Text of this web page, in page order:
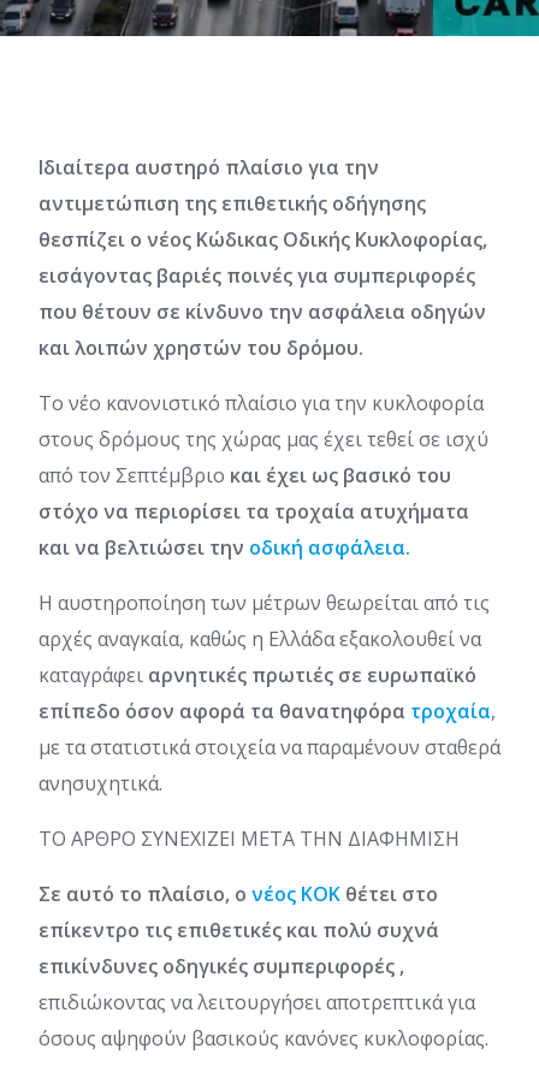
Ιδιαίτερα αυστηρό πλαίσιο για την
αντιμετώπιση της επιθετικής οδήγησης
θεσπίζει ο νέος Κώδικας Οδικής Κυκλοφορίας,
εισάγοντας βαριές ποινές για συμπεριφορές
που θέτουν σε κίνδυνο την ασφάλεια οδηγών
και λοιπών χρηστών του δρόμου.
Το νέο κανονιστικό πλαίσιο για την κυκλοφορία
στους δρόμους της χώρας μας έχει τεθεί σε ισχύ
από τον Σεπτέμβριο και έχει ως βασικό του
στόχο να περιορίσει τα τροχαία ατυχήματα
και να βελτιώσει την οδική ασφάλεια.
Η αυστηροποίηση των μέτρων θεωρείται από τις
αρχές αναγκαία, καθώς η Ελλάδα εξακολουθεί να
καταγράφει αρνητικές πρωτιές σε ευρωπαϊκό
επίπεδο όσον αφορά τα θανατηφόρα τροχαία,
με τα στατιστικά στοιχεία να παραμένουν σταθερά
ανησυχητικά.
ΤΟ ΑΡΘΡΟ ΣΥΝΕΧΙΖΕΙ ΜΕΤΑ ΤΗΝ ΔΙΑΦΗΜΙΣΗ
Σε αυτό το πλαίσιο, ο νέος ΚΟΚ θέτει στο
επίκεντρο τις επιθετικές και πολύ συχνά
επικίνδυνες οδηγικές συμπεριφορές ,
επιδιώκοντας να λειτουργήσει αποτρεπτικά για
όσους αψηφούν βασικούς κανόνες κυκλοφορίας.